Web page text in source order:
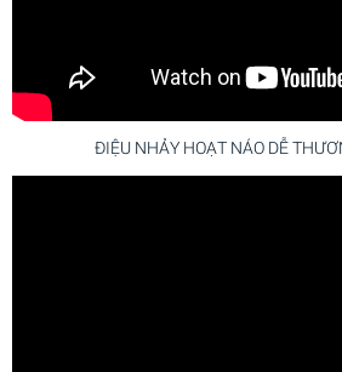
ĐIỆU NHẢY HOẠT NÁO DỄ